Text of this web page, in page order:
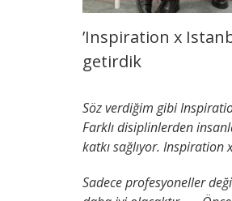
’Inspiration x
getirdik
Söz verdiğim gibi
Farklı disiplinlerden
katkı sağlıyor.
Sadece profesyoneller